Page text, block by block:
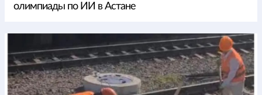
олимпиады по ИИ в Астане